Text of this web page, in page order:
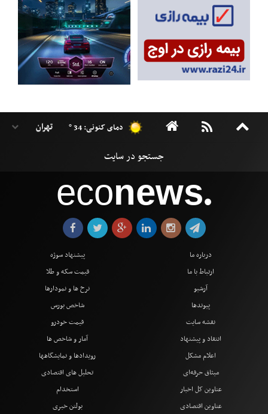
دمای کنونی: 34 °
econews●
درباره ما
ارتباط با ما
آرشیو
پیوندها
نقشه سایت
انتقاد و پیشنهاد
اعلام مشکل
میثاق حرفه‌ای
پیشنهاد سوژه
قیمت سکه و طلا
نرخ ها و نمودارها
شاخص بورس
قیمت خودرو
آمار و شاخص ها
رویدادها و نمایشگاهها
تحلیل های اقتصادی
عناوین کل اخبار
عناوین اقتصادی
استخدام
بولتن خبری